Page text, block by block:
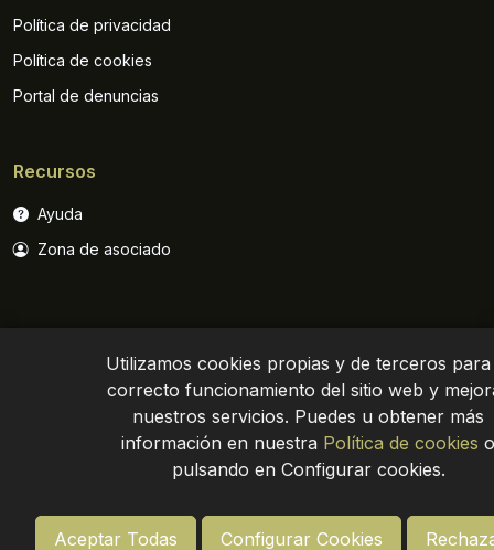
Utilizamos cookies propias y de terceros
correcto funcionamiento del sitio web y
nuestros servicios. Puedes u obtener más
información en nuestra Política de cookies o
pulsando en Configurar cookies.
Aceptar Todas Configurar Cookies
Política de privacidad
Política de cookies
Portal de denuncias
Recursos
Ayuda
Zona de asociado
Política de privacidad Aviso legal Site map
© Asemesa 2024. Todos los derechos reservados